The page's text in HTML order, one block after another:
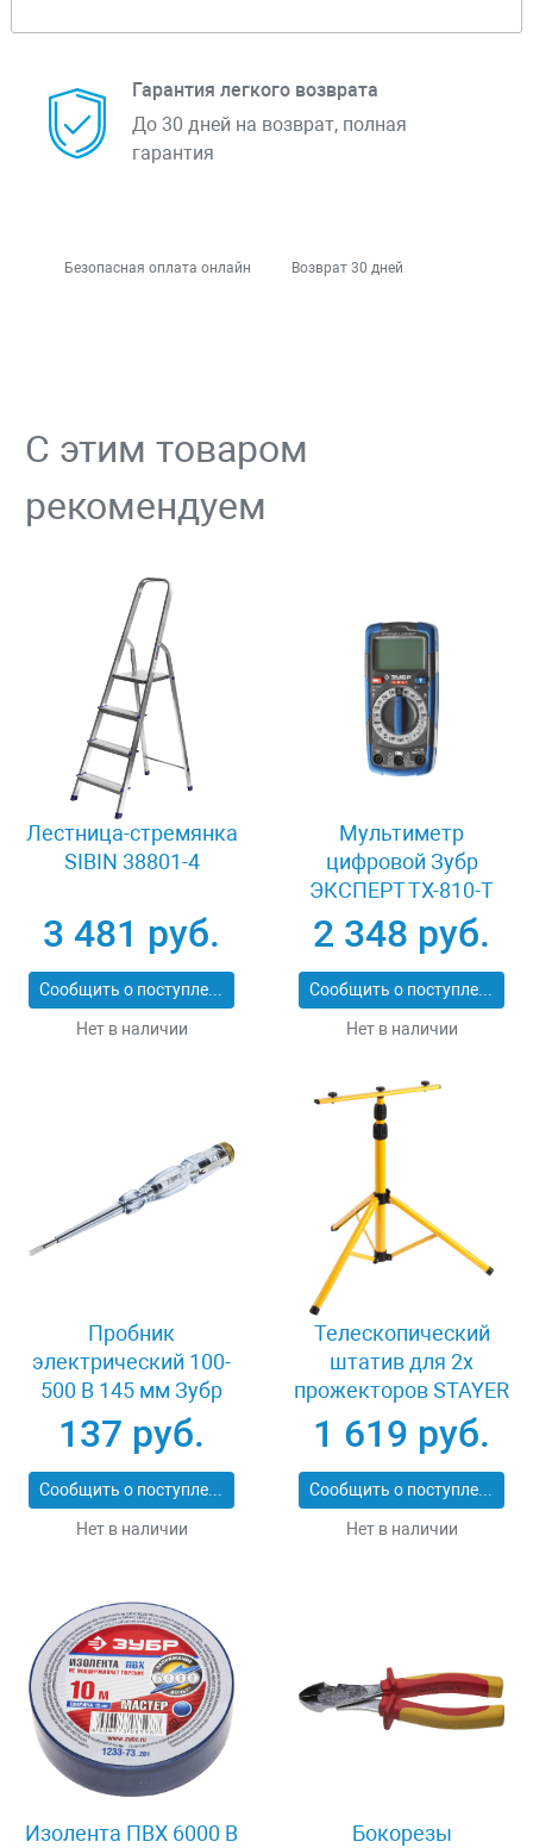
Гарантия легкого возврата
До 30 дней на возврат, полная
гарантия
Безопасная оплата онлайн Возврат 30 дней
С этим товаром
рекомендуем
Лестница-стремянка
SIBIN 38801-4
3 481 руб.
Сообщить о поступлении
Нет в наличии
Мультиметр
цифровой Зубр
ЭКСПЕРТ ТХ-810-Т
59810
2 348 руб.
Сообщить о поступлении
Нет в наличии
Пробник
электрический 100-
500 В 145 мм Зубр
ЭКСПЕРТ 25720
137 руб.
Сообщить о поступлении
Нет в наличии
Телескопический
штатив для 2х
прожекторов STAYER
MAXStable, 1.6 м
56922_z01
1 619 руб.
Сообщить о поступлении
Нет в наличии
Изолента ПВХ 6000 В Бокорезы